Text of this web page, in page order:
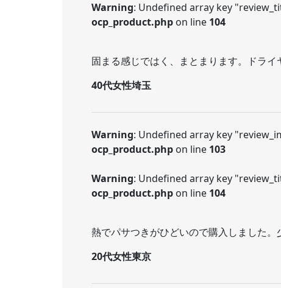
Warning: Undefined array key
ocp_product.php on line 104
固まる感じではく、まとまります。ドライ
40代女性埼玉
Warning: Undefined array key
ocp_product.php on line 103
Warning: Undefined array key
ocp_product.php on line 104
熱でパサつきがひどいので購入しました。
20代女性東京